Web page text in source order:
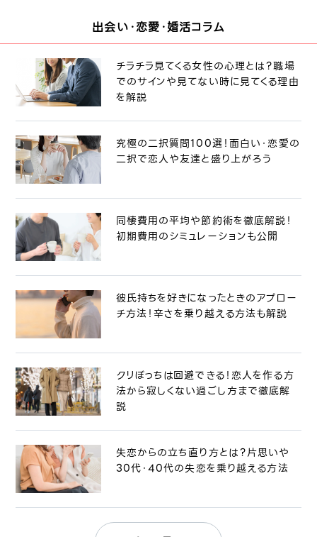
出会い・恋愛・婚活コラム
チラチラ見てくる女性の心理とは？職場
でのサインや見てない時に見てくる理由
を解説
究極の二択質問100選！面白い・恋愛の
二択で恋人や友達と盛り上がろう
同棲費用の平均や節約術を徹底解説！
初期費用のシミュレーションも公開
彼氏持ちを好きになったときのアプロー
チ方法！辛さを乗り越える方法も解説
クリぼっちは回避できる！恋人を作る方
法から寂しくない過ごし方まで徹底解
説
失恋からの立ち直り方とは？片思いや
30代・40代の失恋を乗り越える方法